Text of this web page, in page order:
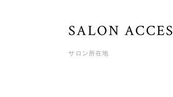
SALON ACCES
サロン所在地